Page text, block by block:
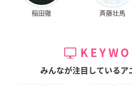
稲田徹 斉藤壮馬
みんなが注目しているア